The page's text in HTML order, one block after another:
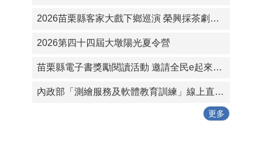
2026苗栗縣客家大戲下鄉巡演 榮興採茶劇團《仙凡緣》 延期至10月3日造橋國中演出
2026第四十四屆大墩陽光夏令營
苗栗縣電子書獎勵閱讀活動 邀請全民e起來享讀
內政部「測繪服務及軟體教育訓練」線上直播網址資訊
更多